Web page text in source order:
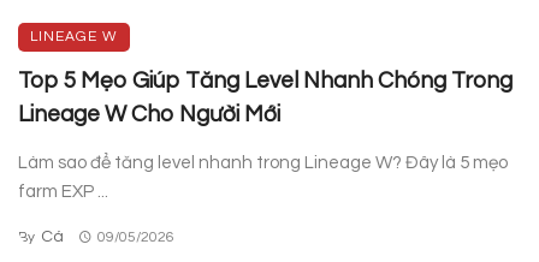
LINEAGE W
Top 5 Mẹo Giúp Tăng Level Nhanh Chóng Trong
Lineage W Cho Người Mới
Làm sao để tăng level nhanh trong Lineage W? Đây là 5 mẹo
farm EXP ...
By Cá 09/05/2026